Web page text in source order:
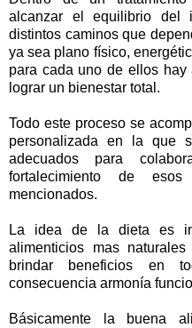
alcanzar el equilibrio del
distintos caminos que
ya sea plano físico,
para cada uno de ellos
lograr un bienestar total.
Todo este proceso se
personalizada en la que
adecuados para
fortalecimiento de
mencionados.
La idea de la dieta es
alimenticios mas
brindar beneficios en
consecuencia armonía
Básicamente la buena